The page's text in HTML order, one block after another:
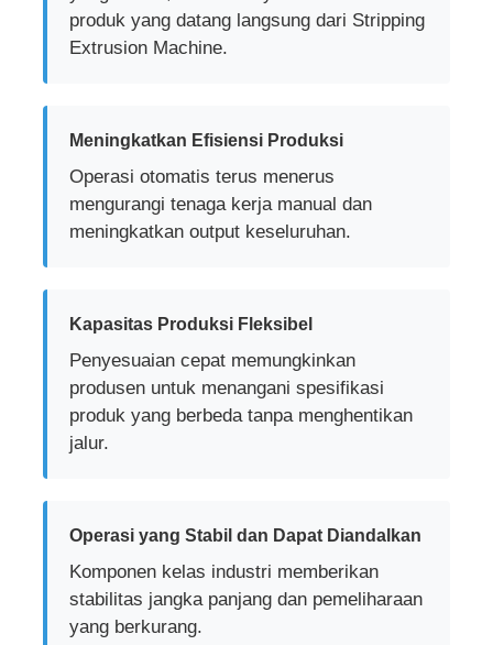
produk yang datang langsung dari Stripping
Extrusion Machine.
Meningkatkan Efisiensi Produksi
Operasi otomatis terus menerus
mengurangi tenaga kerja manual dan
meningkatkan output keseluruhan.
Kapasitas Produksi Fleksibel
Penyesuaian cepat memungkinkan
produsen untuk menangani spesifikasi
produk yang berbeda tanpa menghentikan
jalur.
Operasi yang Stabil dan Dapat Diandalkan
Komponen kelas industri memberikan
stabilitas jangka panjang dan pemeliharaan
yang berkurang.